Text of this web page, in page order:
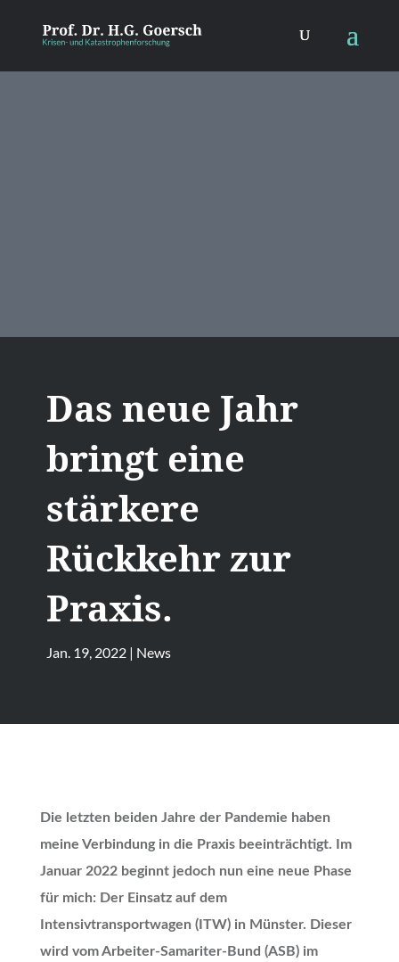
Das neue Jahr
bringt eine
stärkere
Rückkehr zur
Praxis.
Jan. 19, 2022 | News
Die letzten beiden Jahre der Pandemie haben
meine Verbindung in die Praxis beeinträchtigt. Im
Januar 2022 beginnt jedoch nun eine neue Phase
für mich: Der Einsatz auf dem
Intensivtransportwagen (ITW) in Münster. Dieser
wird vom Arbeiter-Samariter-Bund (ASB) im